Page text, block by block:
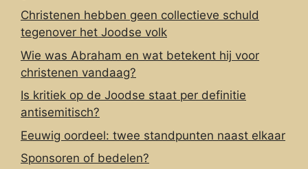
Christenen hebben geen collectieve schuld
tegenover het Joodse volk
Wie was Abraham en wat betekent hij voor
christenen vandaag?
Is kritiek op de Joodse staat per definitie
antisemitisch?
Eeuwig oordeel: twee standpunten naast elkaar
Sponsoren of bedelen?